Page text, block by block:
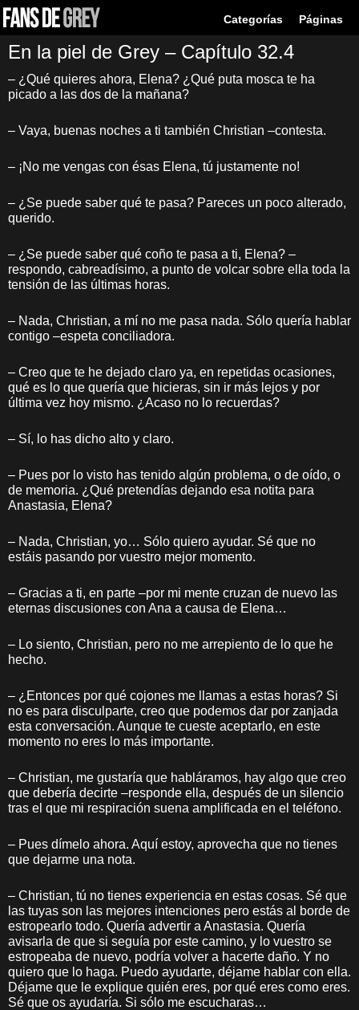
Categorías Páginas
En la piel de Grey – Capítulo 32.4
– ¿Qué quieres ahora, Elena? ¿Qué puta mosca te ha
picado a las dos de la mañana?
– Vaya, buenas noches a ti también Christian –contesta.
– ¡No me vengas con ésas Elena, tú justamente no!
– ¿Se puede saber qué te pasa? Pareces un poco alterado,
querido.
– ¿Se puede saber qué coño te pasa a ti, Elena? –
respondo, cabreadísimo, a punto de volcar sobre ella toda la
tensión de las últimas horas.
– Nada, Christian, a mí no me pasa nada. Sólo quería hablar
contigo –espeta conciliadora.
– Creo que te he dejado claro ya, en repetidas ocasiones,
qué es lo que quería que hicieras, sin ir más lejos y por
última vez hoy mismo. ¿Acaso no lo recuerdas?
– Sí, lo has dicho alto y claro.
– Pues por lo visto has tenido algún problema, o de oído, o
de memoria. ¿Qué pretendías dejando esa notita para
Anastasia, Elena?
– Nada, Christian, yo… Sólo quiero ayudar. Sé que no
estáis pasando por vuestro mejor momento.
– Gracias a ti, en parte –por mi mente cruzan de nuevo las
eternas discusiones con Ana a causa de Elena…
– Lo siento, Christian, pero no me arrepiento de lo que he
hecho.
– ¿Entonces por qué cojones me llamas a estas horas? Si
no es para disculparte, creo que podemos dar por zanjada
esta conversación. Aunque te cueste aceptarlo, en este
momento no eres lo más importante.
– Christian, me gustaría que habláramos, hay algo que creo
que debería decirte –responde ella, después de un silencio
tras el que mi respiración suena amplificada en el teléfono.
– Pues dímelo ahora. Aquí estoy, aprovecha que no tienes
que dejarme una nota.
– Christian, tú no tienes experiencia en estas cosas. Sé que
las tuyas son las mejores intenciones pero estás al borde de
estropearlo todo. Quería advertir a Anastasia. Quería
avisarla de que si seguía por este camino, y lo vuestro se
estropeaba de nuevo, podría volver a hacerte daño. Y no
quiero que lo haga. Puedo ayudarte, déjame hablar con ella.
Déjame que le explique quién eres, por qué eres como eres.
Sé que os ayudaría. Si sólo me escucharas…